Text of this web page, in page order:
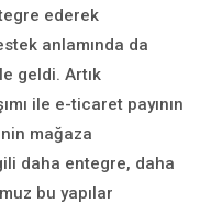
ederek
anlamında da
geldi. Artık
ile e-ticaret payının
mağaza
daha entegre, daha
bu yapılar